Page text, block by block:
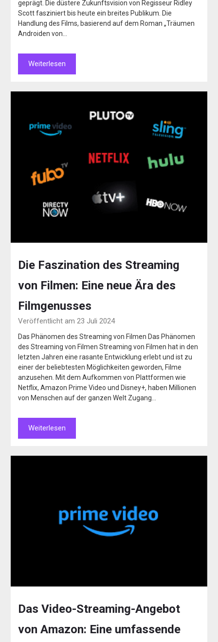
geprägt. Die düstere Zukunftsvision von Regisseur Ridley
Scott fasziniert bis heute ein breites Publikum. Die
Handlung des Films, basierend auf dem Roman „Träumen
Androiden von…
Weiterlesen
Die Faszination des Streaming
von Filmen: Eine neue Ära des
Filmgenusses
Veröffentlicht am 23 Juli 2024
Das Phänomen des Streaming von Filmen Das Phänomen
des Streaming von Filmen Streaming von Filmen hat in den
letzten Jahren eine rasante Entwicklung erlebt und ist zu
einer der beliebtesten Möglichkeiten geworden, Filme
anzusehen. Mit dem Aufkommen von Plattformen wie
Netflix, Amazon Prime Video und Disney+, haben Millionen
von Menschen auf der ganzen Welt Zugang…
Weiterlesen
Das Video-Streaming-Angebot
von Amazon: Eine umfassende